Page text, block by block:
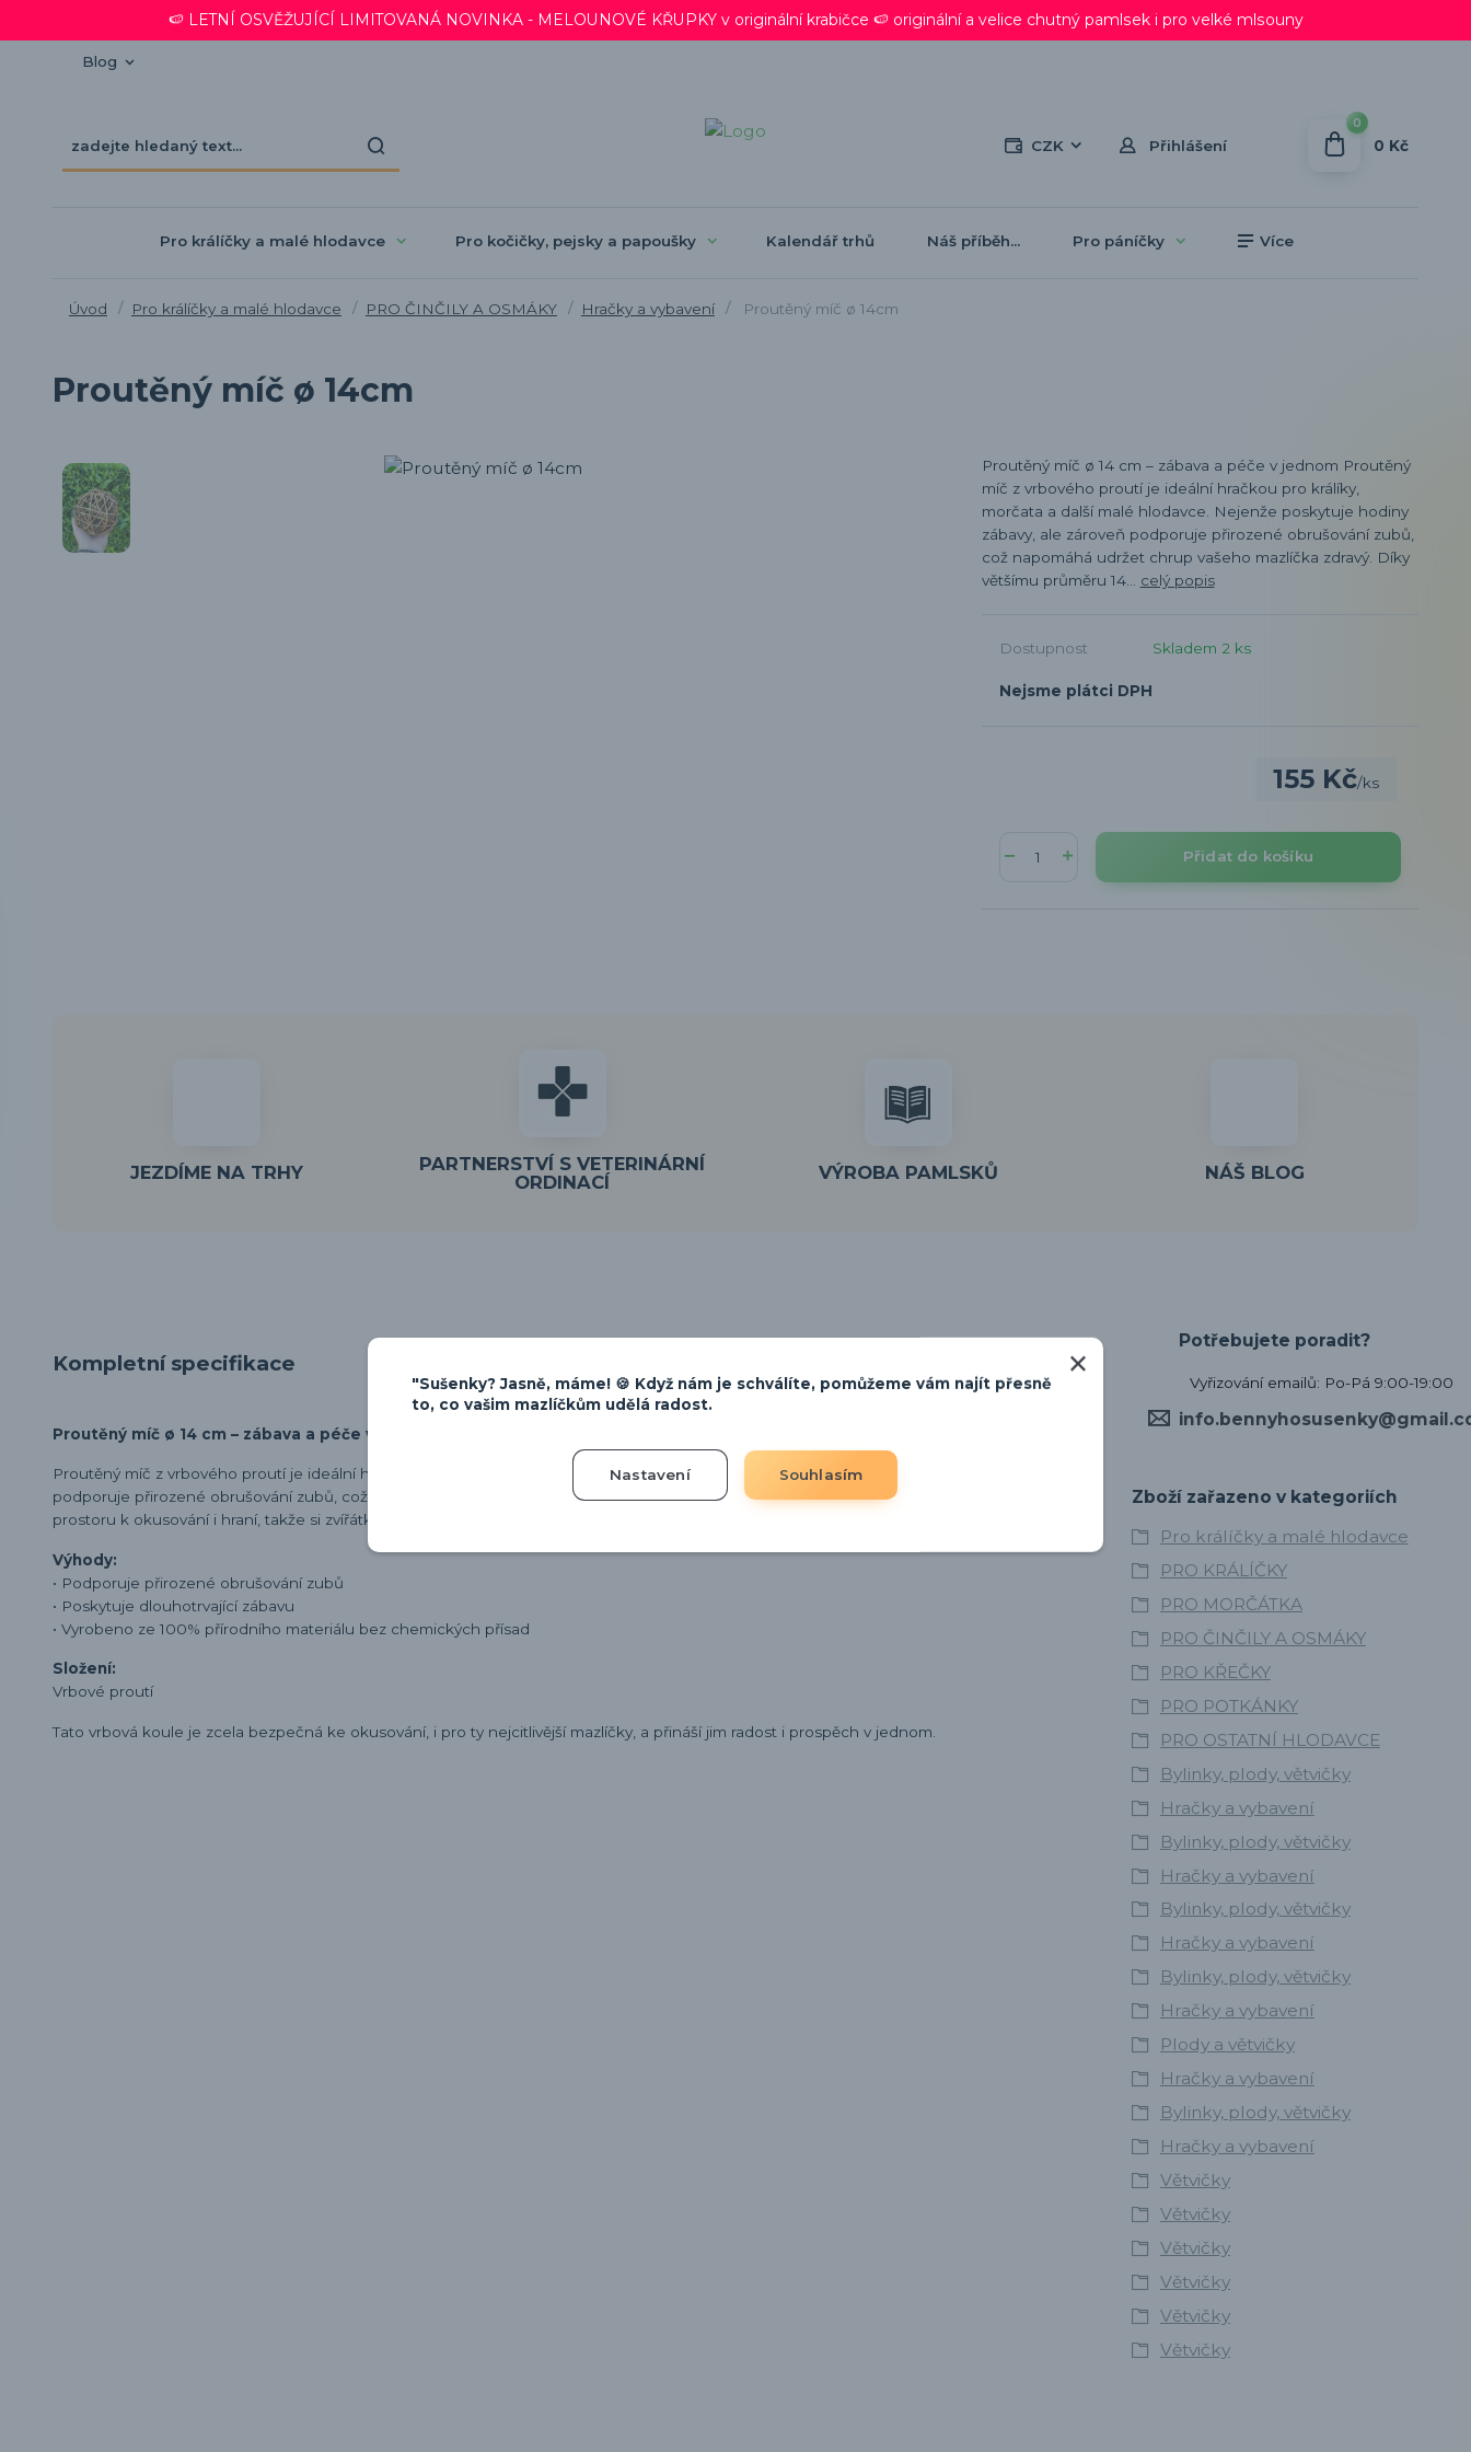
🍉 LETNÍ OSVĚŽUJÍCÍ LIMITOVANÁ NOVINKA - MELOUNOVÉ KŘUPKY v originální krabičce 🍉 originální a velice chutný pamlsek i pro velké mlsouny
Blog
CZK Přihlášení
0
0 Kč
Pro králíčky a malé hlodavce Pro kočičky, pejsky a papoušky Kalendář trhů Náš příběh... Pro páníčky Více
Úvod Pro králíčky a malé hlodavce PRO ČINČILY A OSMÁKY Hračky a vybavení Proutěný míč ø 14cm
Proutěný míč ø 14cm
Proutěný míč ø 14 cm – zábava a péče v jednom Proutěný
míč z vrbového proutí je ideální hračkou pro králíky,
morčata a další malé hlodavce. Nejenže poskytuje hodiny
zábavy, ale zároveň podporuje přirozené obrušování zubů,
což napomáhá udržet chrup vašeho mazlíčka zdravý. Díky
většímu průměru 14... celý popis
Dostupnost Skladem 2 ks
Nejsme plátci DPH
155 Kč/ks
Přidat do košíku
JEZDÍME NA TRHY
PARTNERSTVÍ S VETERINÁRNÍ
ORDINACÍ
VÝROBA PAMLSKŮ NÁŠ BLOG
Kompletní specifikace
Proutěný míč ø 14 cm – zábava a péče v jednom
Proutěný míč z vrbového proutí je ideální hračkou pro králíky, morčata a další malé hlodavce. Nejenže poskytuje hodiny zábavy, ale zároveň
podporuje přirozené obrušování zubů, což napomáhá udržet chrup vašeho mazlíčka zdravý. Díky většímu průměru 14 cm nabízí dostatek
prostoru k okusování i hraní, takže si zvířátko může vychutnat aktivní odpočinek i interaktivní zábavu.
Výhody:
• Podporuje přirozené obrušování zubů
• Poskytuje dlouhotrvající zábavu
• Vyrobeno ze 100% přírodního materiálu bez chemických přísad
Složení:
Vrbové proutí
Tato vrbová koule je zcela bezpečná ke okusování, i pro ty nejcitlivější mazlíčky, a přináší jim radost i prospěch v jednom.
Potřebujete poradit?
Vyřizování emailů: Po-Pá 9:00-19:00
Zboží zařazeno v kategoriích
Pro králíčky a malé hlodavce
PRO KRÁLÍČKY
PRO MORČÁTKA
PRO ČINČILY A OSMÁKY
PRO KŘEČKY
PRO POTKÁNKY
PRO OSTATNÍ HLODAVCE
Bylinky, plody, větvičky
Hračky a vybavení
Bylinky, plody, větvičky
Hračky a vybavení
Bylinky, plody, větvičky
Hračky a vybavení
Bylinky, plody, větvičky
Hračky a vybavení
Plody a větvičky
Hračky a vybavení
Bylinky, plody, větvičky
Hračky a vybavení
Větvičky
Větvičky
Větvičky
Větvičky
Větvičky
Větvičky
"Sušenky? Jasně, máme! 🍪 Když nám je schválíte, pomůžeme vám najít přesně
to, co vašim mazlíčkům udělá radost.
Nastavení Souhlasím